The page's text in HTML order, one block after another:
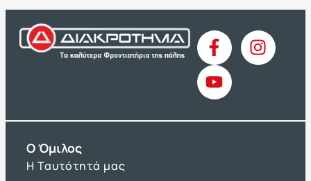
O Όμιλος
Η Ταυτότητά μας